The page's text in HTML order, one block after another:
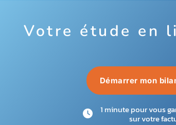
Votre étude en
Démarrer mon
1 minute pour vous
sur votre